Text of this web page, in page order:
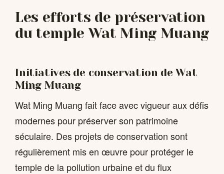
Les efforts de préservation
du temple Wat Ming Muang
Initiatives de conservation de Wat
Ming Muang
Wat Ming Muang fait face avec vigueur aux défis
modernes pour préserver son patrimoine
séculaire. Des projets de conservation sont
régulièrement mis en œuvre pour protéger le
temple de la pollution urbaine et du flux